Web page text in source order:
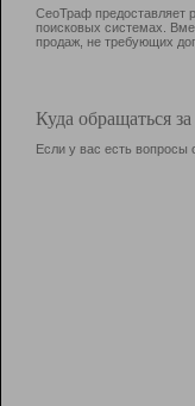
СеоТраф предоставляет
поисковых системах.
продаж, не требующих
Куда обращаться
Если у вас есть